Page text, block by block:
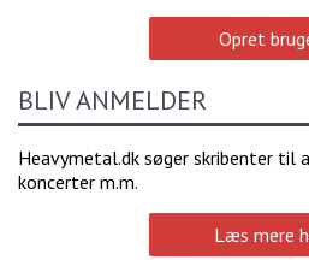
Opret
BLIV ANMELDER
Heavymetal.dk søger skribenter til
koncerter m.m.
Læs mere